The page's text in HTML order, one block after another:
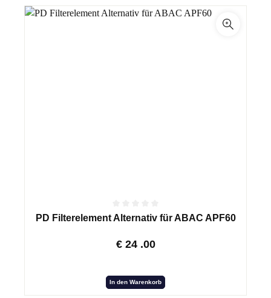
PD Filterelement Alternativ für ABAC APF60
€ 24 .00
In den Warenkorb